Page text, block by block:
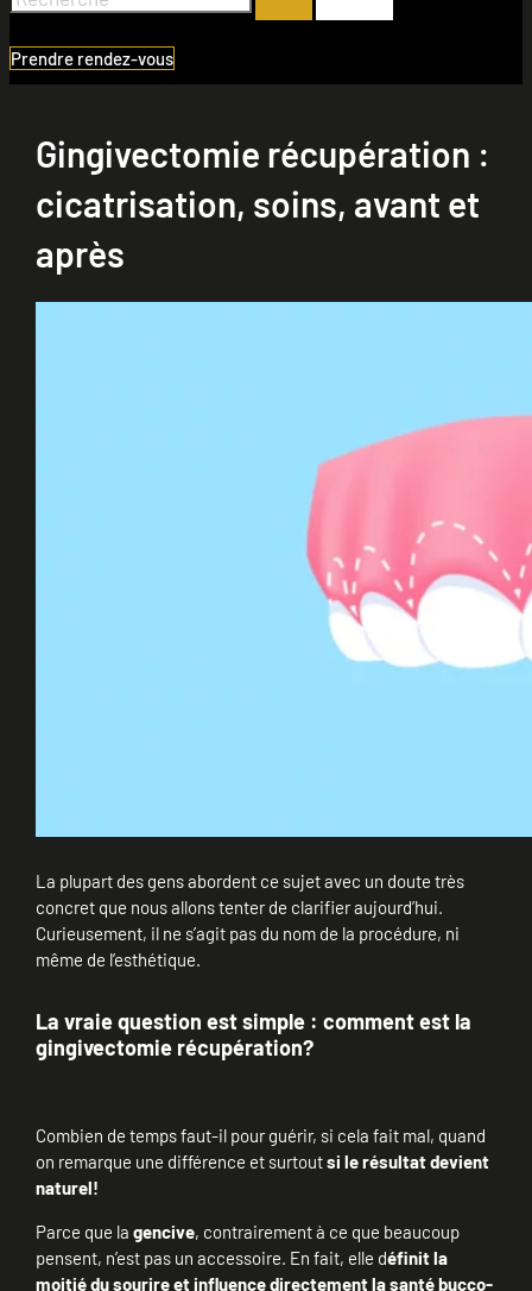
Prendre rendez-vous
Gingivectomie récupération :
cicatrisation, soins, avant et
après
La plupart des gens abordent ce sujet avec un doute très
concret que nous allons tenter de clarifier aujourd’hui.
Curieusement, il ne s’agit pas du nom de la procédure, ni
même de l’esthétique.
La vraie question est simple : comment est la
gingivectomie récupération?
Combien de temps faut-il pour guérir, si cela fait mal, quand
on remarque une différence et surtoutsi le résultat devient
naturel!
Parce que la gencive, contrairement à ce que beaucoup
pensent, n’est pas un accessoire. En fait, elle définit la
moitié du sourire et influence directement la santé bucco-